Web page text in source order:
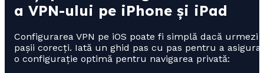
a VPN-ului pe iPhone și iPad
Configurarea VPN pe iOS poate fi simplă dacă urmezi
pașii corecți. Iată un ghid pas cu pas pentru a asigura
o configurație optimă pentru navigarea privată: